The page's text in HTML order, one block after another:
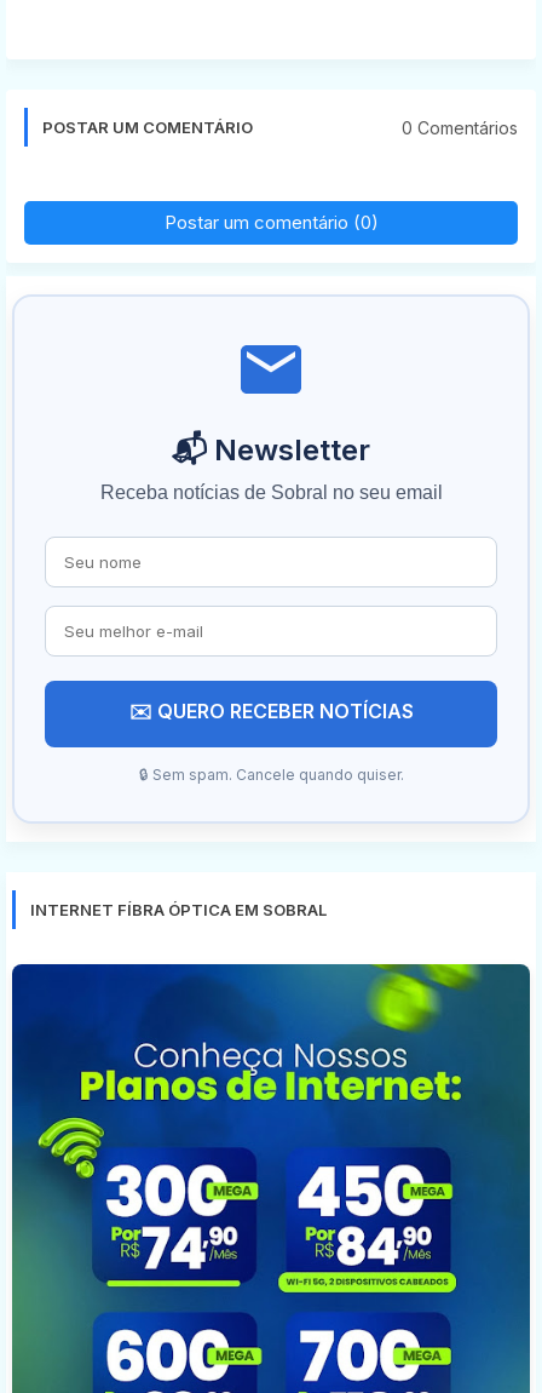
POSTAR UM COMENTÁRIO 0 Comentários
Postar um comentário (0)
📬 Newsletter
Receba notícias de Sobral no seu email
✉️ QUERO RECEBER NOTÍCIAS
🔒 Sem spam. Cancele quando quiser.
INTERNET FÍBRA ÓPTICA EM SOBRAL